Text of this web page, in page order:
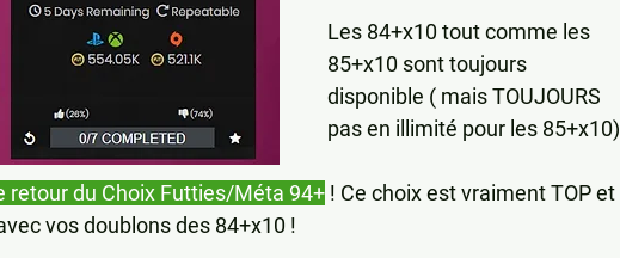
Les 84+x10 tout comme les
85+x10 sont toujours
disponible ( mais TOUJOURS
pas en illimité pour les 85+x10)
retour du Choix Futties/Méta 94+ ! Ce choix est vraiment TOP et
vos doublons des 84+x10 !